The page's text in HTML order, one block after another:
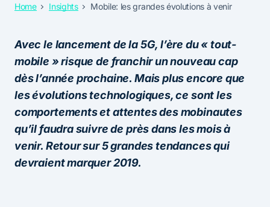
Home Insights Mobile: les grandes évolutions à venir
Avec le lancement de la 5G, l’ère du « tout-
mobile » risque de franchir un nouveau cap
dès l’année prochaine. Mais plus encore que
les évolutions technologiques, ce sont les
comportements et attentes des mobinautes
qu’il faudra suivre de près dans les mois à
venir. Retour sur 5 grandes tendances qui
devraient marquer 2019.